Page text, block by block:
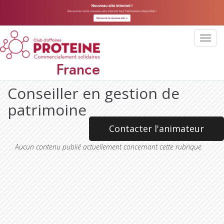
France
Conseiller en gestion de
patrimoine
Contacter l'animateur
Aucun contenu publié actuellement concernant cette rubrique